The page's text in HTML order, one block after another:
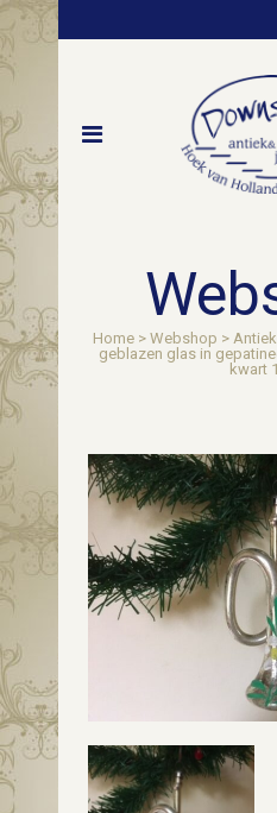
Home > Webshop >
geblazen glas in
kwart